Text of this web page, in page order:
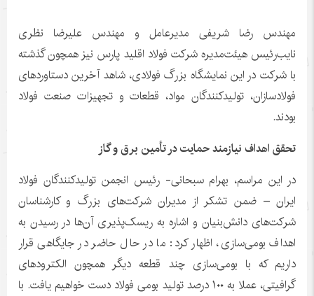
مهندس رضا شریفی مدیرعامل و مهندس علیرضا نظری
نایب‌رئیس هیئت‌مدیره شرکت فولاد اقلید پارس نیز همچون گذشته
با شرکت در این نمایشگاه بزرگ فولادی، شاهد آخرین دستاوردهای
فولادسازان، تولیدکنندگان مواد، قطعات و تجهیزات صنعت فولاد
بودند.
تحقق اهداف نیازمند حمایت در تأمین برق و گاز
در این مراسم، بهرام سبحانی- رئیس انجمن تولیدکنندگان فولاد
ایران – ضمن تشکر از مدیران شرکت‌های بزرگ و کارشناسان
شرکت‌های دانش‌بنیان و اشاره به ریسک‌پذیری آن‌ها در رسیدن به
اهداف بومی‌سازی، اظهار کرد: ما در حال حاضر در جایگاهی قرار
داریم که با بومی‌سازی چند قطعه دیگر همچون الکترودهای
گرافیتی، عملا به ١٠٠ درصد تولید بومی فولاد دست خواهیم یافت. با